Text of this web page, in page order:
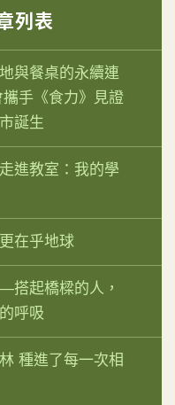
列表
與餐桌的永續連
手《食力》見證
誕生
進教室：我的學
在乎地球
起橋樑的人，
呼吸
種進了每一次相